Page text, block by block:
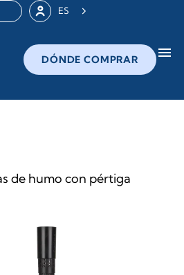
ES
DÓNDE COMPRAR menu
de humo con pértiga